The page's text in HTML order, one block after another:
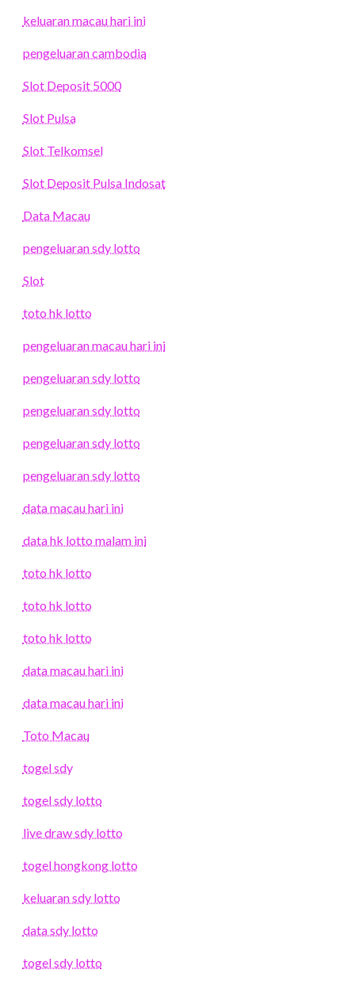
keluaran macau hari ini
pengeluaran cambodia
Slot Deposit 5000
Slot Pulsa
Slot Telkomsel
Slot Deposit Pulsa Indosat
Data Macau
pengeluaran sdy lotto
Slot
toto hk lotto
pengeluaran macau hari ini
pengeluaran sdy lotto
pengeluaran sdy lotto
pengeluaran sdy lotto
pengeluaran sdy lotto
data macau hari ini
data hk lotto malam ini
toto hk lotto
toto hk lotto
toto hk lotto
data macau hari ini
data macau hari ini
Toto Macau
togel sdy
togel sdy lotto
live draw sdy lotto
togel hongkong lotto
keluaran sdy lotto
data sdy lotto
togel sdy lotto